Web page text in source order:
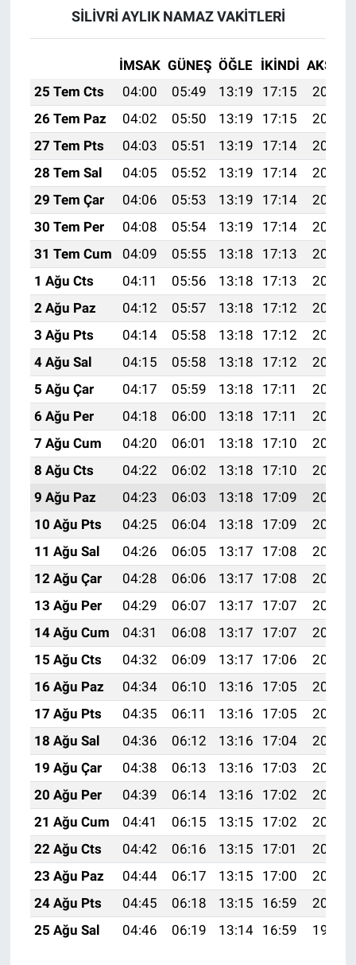
SİLİVRİ AYLIK NAMAZ VAKITLERI
İMSAK GÜNEŞ ÖĞLE İKINDI AKŞAM
25 Tem Cts
04:00 05:49 13:19 17:15
20:38
26 Tem Paz
04:02 05:50 13:19 17:15
20:37
27 Tem Pts
04:03 05:51 13:19 17:14
20:36
28 Tem Sal
04:05 05:52 13:19 17:14
20:35
29 Tem Çar
04:06 05:53 13:19 17:14
20:34
30 Tem Per
04:08 05:54 13:19 17:14
20:33
31 Tem Cum
04:09 05:55 13:18 17:13
20:32
1 Ağu Cts
04:11 05:56 13:18 17:13
20:31
2 Ağu Paz
04:12 05:57 13:18 17:12
20:30
3 Ağu Pts
04:14 05:58 13:18 17:12
20:29
4 Ağu Sal
04:15 05:58 13:18 17:12
20:28
5 Ağu Çar
04:17 05:59 13:18 17:11
20:27
6 Ağu Per
04:18 06:00 13:18 17:11
20:26
7 Ağu Cum
04:20 06:01 13:18 17:10
20:24
8 Ağu Cts
04:22 06:02 13:18 17:10
20:23
9 Ağu Paz
04:23 06:03 13:18 17:09
20:22
10 Ağu Pts
04:25 06:04 13:18 17:09
20:21
11 Ağu Sal
04:26 06:05 13:17 17:08
20:19
12 Ağu Çar
04:28 06:06 13:17 17:08
20:18
13 Ağu Per
04:29 06:07 13:17 17:07
20:17
14 Ağu Cum
04:31 06:08 13:17 17:07
20:15
15 Ağu Cts
04:32 06:09 13:17 17:06
20:14
16 Ağu Paz
04:34 06:10 13:16 17:05
20:13
17 Ağu Pts
04:35 06:11 13:16 17:05
20:11
18 Ağu Sal
04:36 06:12 13:16 17:04
20:10
19 Ağu Çar
04:38 06:13 13:16 17:03
20:08
20 Ağu Per
04:39 06:14 13:16 17:02
20:07
21 Ağu Cum
04:41 06:15 13:15 17:02
20:05
22 Ağu Cts
04:42 06:16 13:15 17:01
20:04
23 Ağu Paz
04:44 06:17 13:15 17:00
20:02
24 Ağu Pts
04:45 06:18 13:15 16:59
20:01
25 Ağu Sal
04:46 06:19 13:14 16:59 19:59